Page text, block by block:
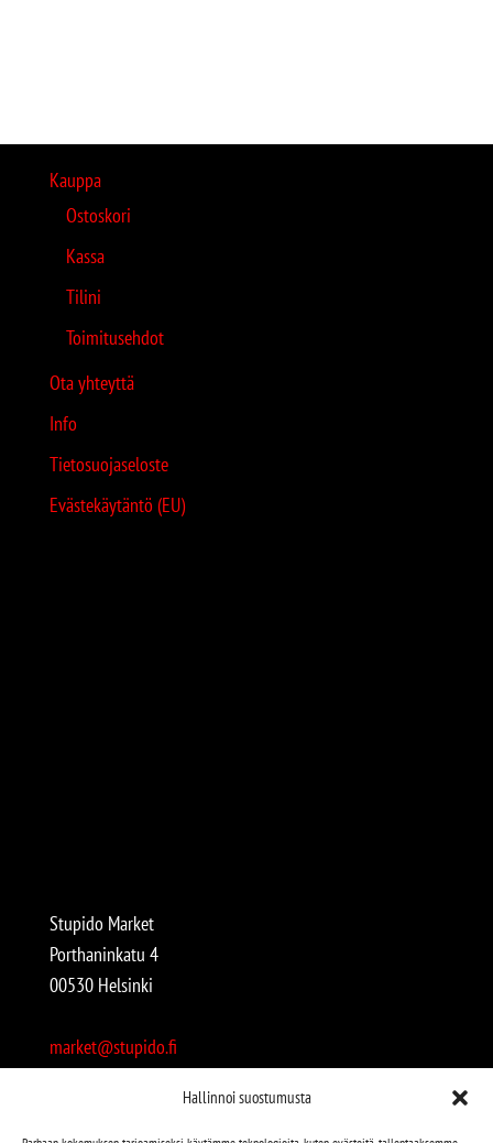
Hallinnoi suostumusta
Kauppa
Ostoskori
Kassa
Tilini
Toimitusehdot
Ota yhteyttä
Info
Tietosuojaseloste
Evästekäytäntö (EU)
Stupido Market
Porthaninkatu 4
00530 Helsinki
market@stupido.fi